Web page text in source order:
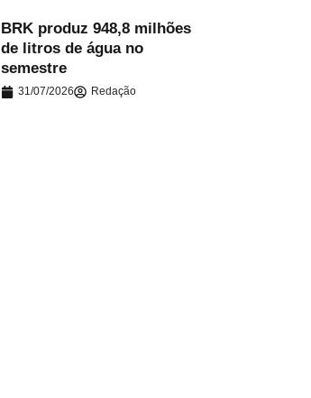
BRK produz 948,8 milhões
de litros de água no
semestre
31/07/2026 Redação